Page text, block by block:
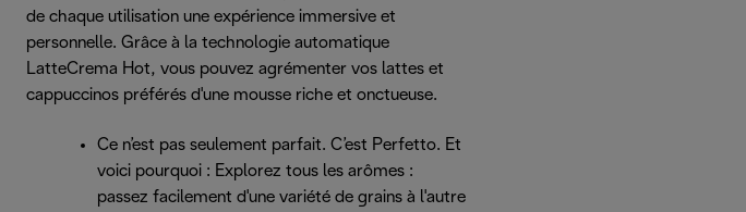
de chaque utilisation une expérience immersive et
personnelle. Grâce à la technologie automatique
LatteCrema Hot, vous pouvez agrémenter vos lattes et
cappuccinos préférés d'une mousse riche et onctueuse.
Ce n’est pas seulement parfait. C’est Perfetto. Et
voici pourquoi : Explorez tous les arômes :
passez facilement d'une variété de grains à l'autre